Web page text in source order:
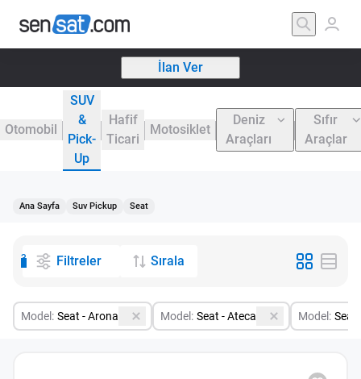
İlan Ver
Otomobil
SUV
&
Pick-
Up
Hafif
Ticari
Motosiklet
Deniz
Araçları
Sıfır
Araçlar
Ana Sayfa Suv Pickup Seat
Model: Seat - Arona Model: Seat - Ateca Model: Seat
Filtreler
3 Sırala